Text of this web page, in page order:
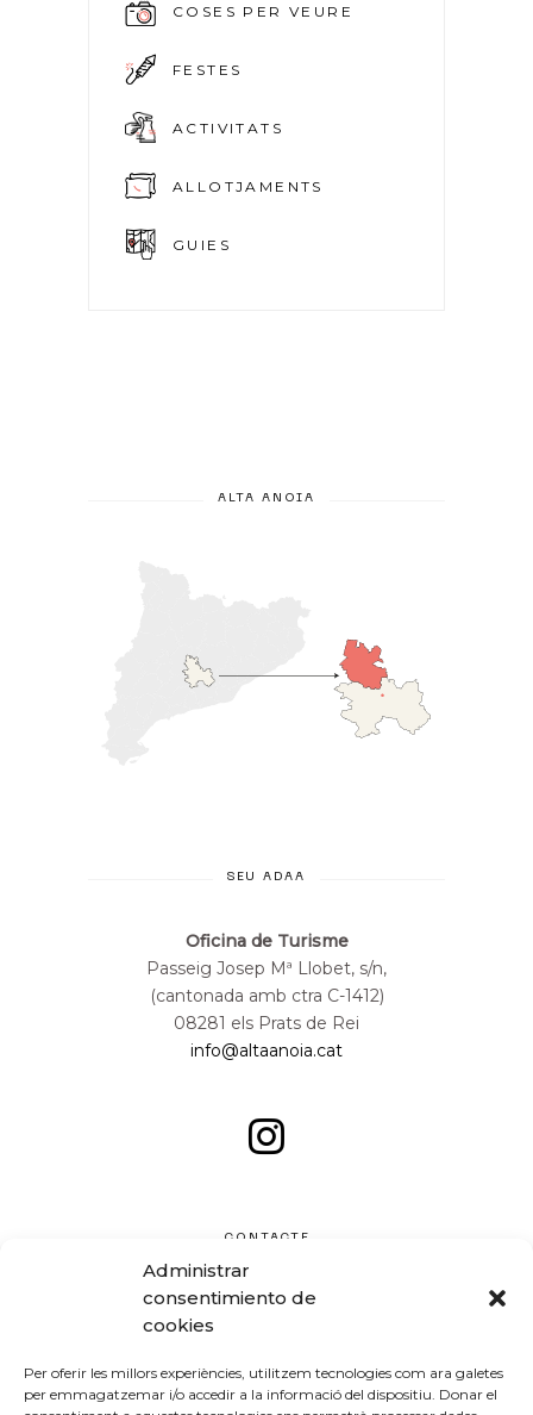
Administrar
consentimiento de
cookies
Per oferir les millors experiències, utilitzem tecnologies com ara galetes
per emmagatzemar i/o accedir a la informació del dispositiu. Donar el
COSES PER VEURE
FESTES
ACTIVITATS
ALLOTJAMENTS
GUIES
ALTA ANOIA
SEU ADAA
Oficina de Turisme
Passeig Josep Mª Llobet, s/n,
(cantonada amb ctra C-1412)
08281 els Prats de Rei
info@altaanoia.cat
CONTACTE